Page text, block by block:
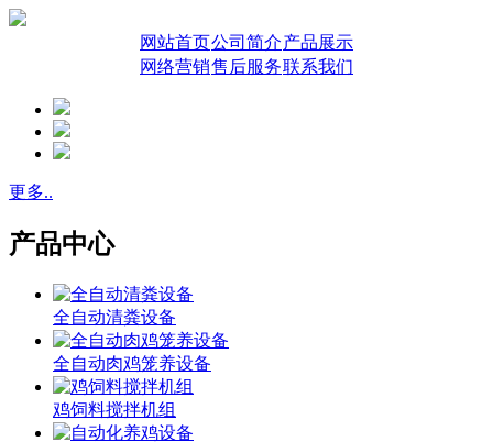
网站首页公司简介产品展示
网络营销售后服务联系我们
更多..
产品中心
全自动清粪设备
全自动肉鸡笼养设备
鸡饲料搅拌机组